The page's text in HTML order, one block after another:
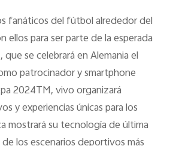
fanáticos del fútbol alrededor del
ellos para ser parte de la esperada
se celebrará en Alemania el
patrocinador y smartphone
2024TM, vivo organizará
y experiencias únicas para los
mostrará su tecnología de última